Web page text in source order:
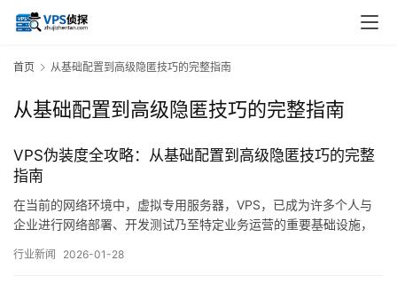
首页 从基础配置到高级隐匿技巧的完整指南
从基础配置到高级隐匿技巧的完整指南
VPS伪装度全攻略：从基础配置到高级隐匿技巧的完整
指南
在当前的网络环境中，虚拟专用服务器，VPS，已成为许多个人与
企业进行网络部署、开发测试乃至特定业务运营的重要基础设施，
多的可见性与可识别性问题，无论是出于数据隐私保护、网络访问
行业新闻 2026-01-28